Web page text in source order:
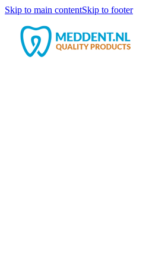
Skip to main contentSkip to footer